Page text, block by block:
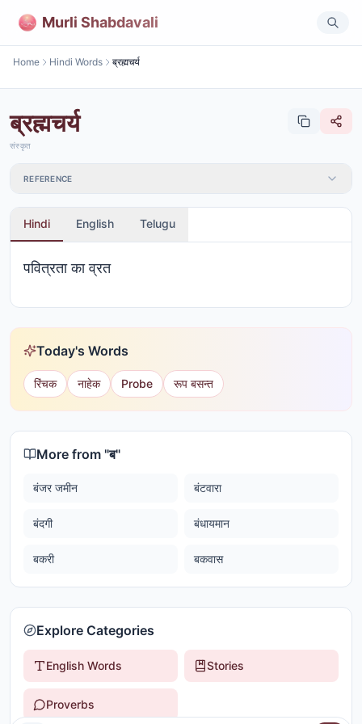
Murli Shabdavali
Home Hindi Words ब्रह्मचर्य
ब्रह्मचर्य
संस्कृत
REFERENCE
Hindi English Telugu
पवित्रता का व्रत
Today's Words
रिंचक नाहेक Probe रूप बसन्त
More from "ब"
बंजर जमीन बंटवारा
बंदगी बंधायमान
बकरी बकवास
Explore Categories
English Words Stories
Proverbs